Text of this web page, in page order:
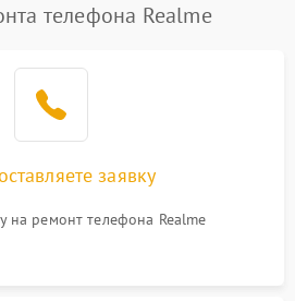
телефона Realme
заявку
на ремонт телефона Realme